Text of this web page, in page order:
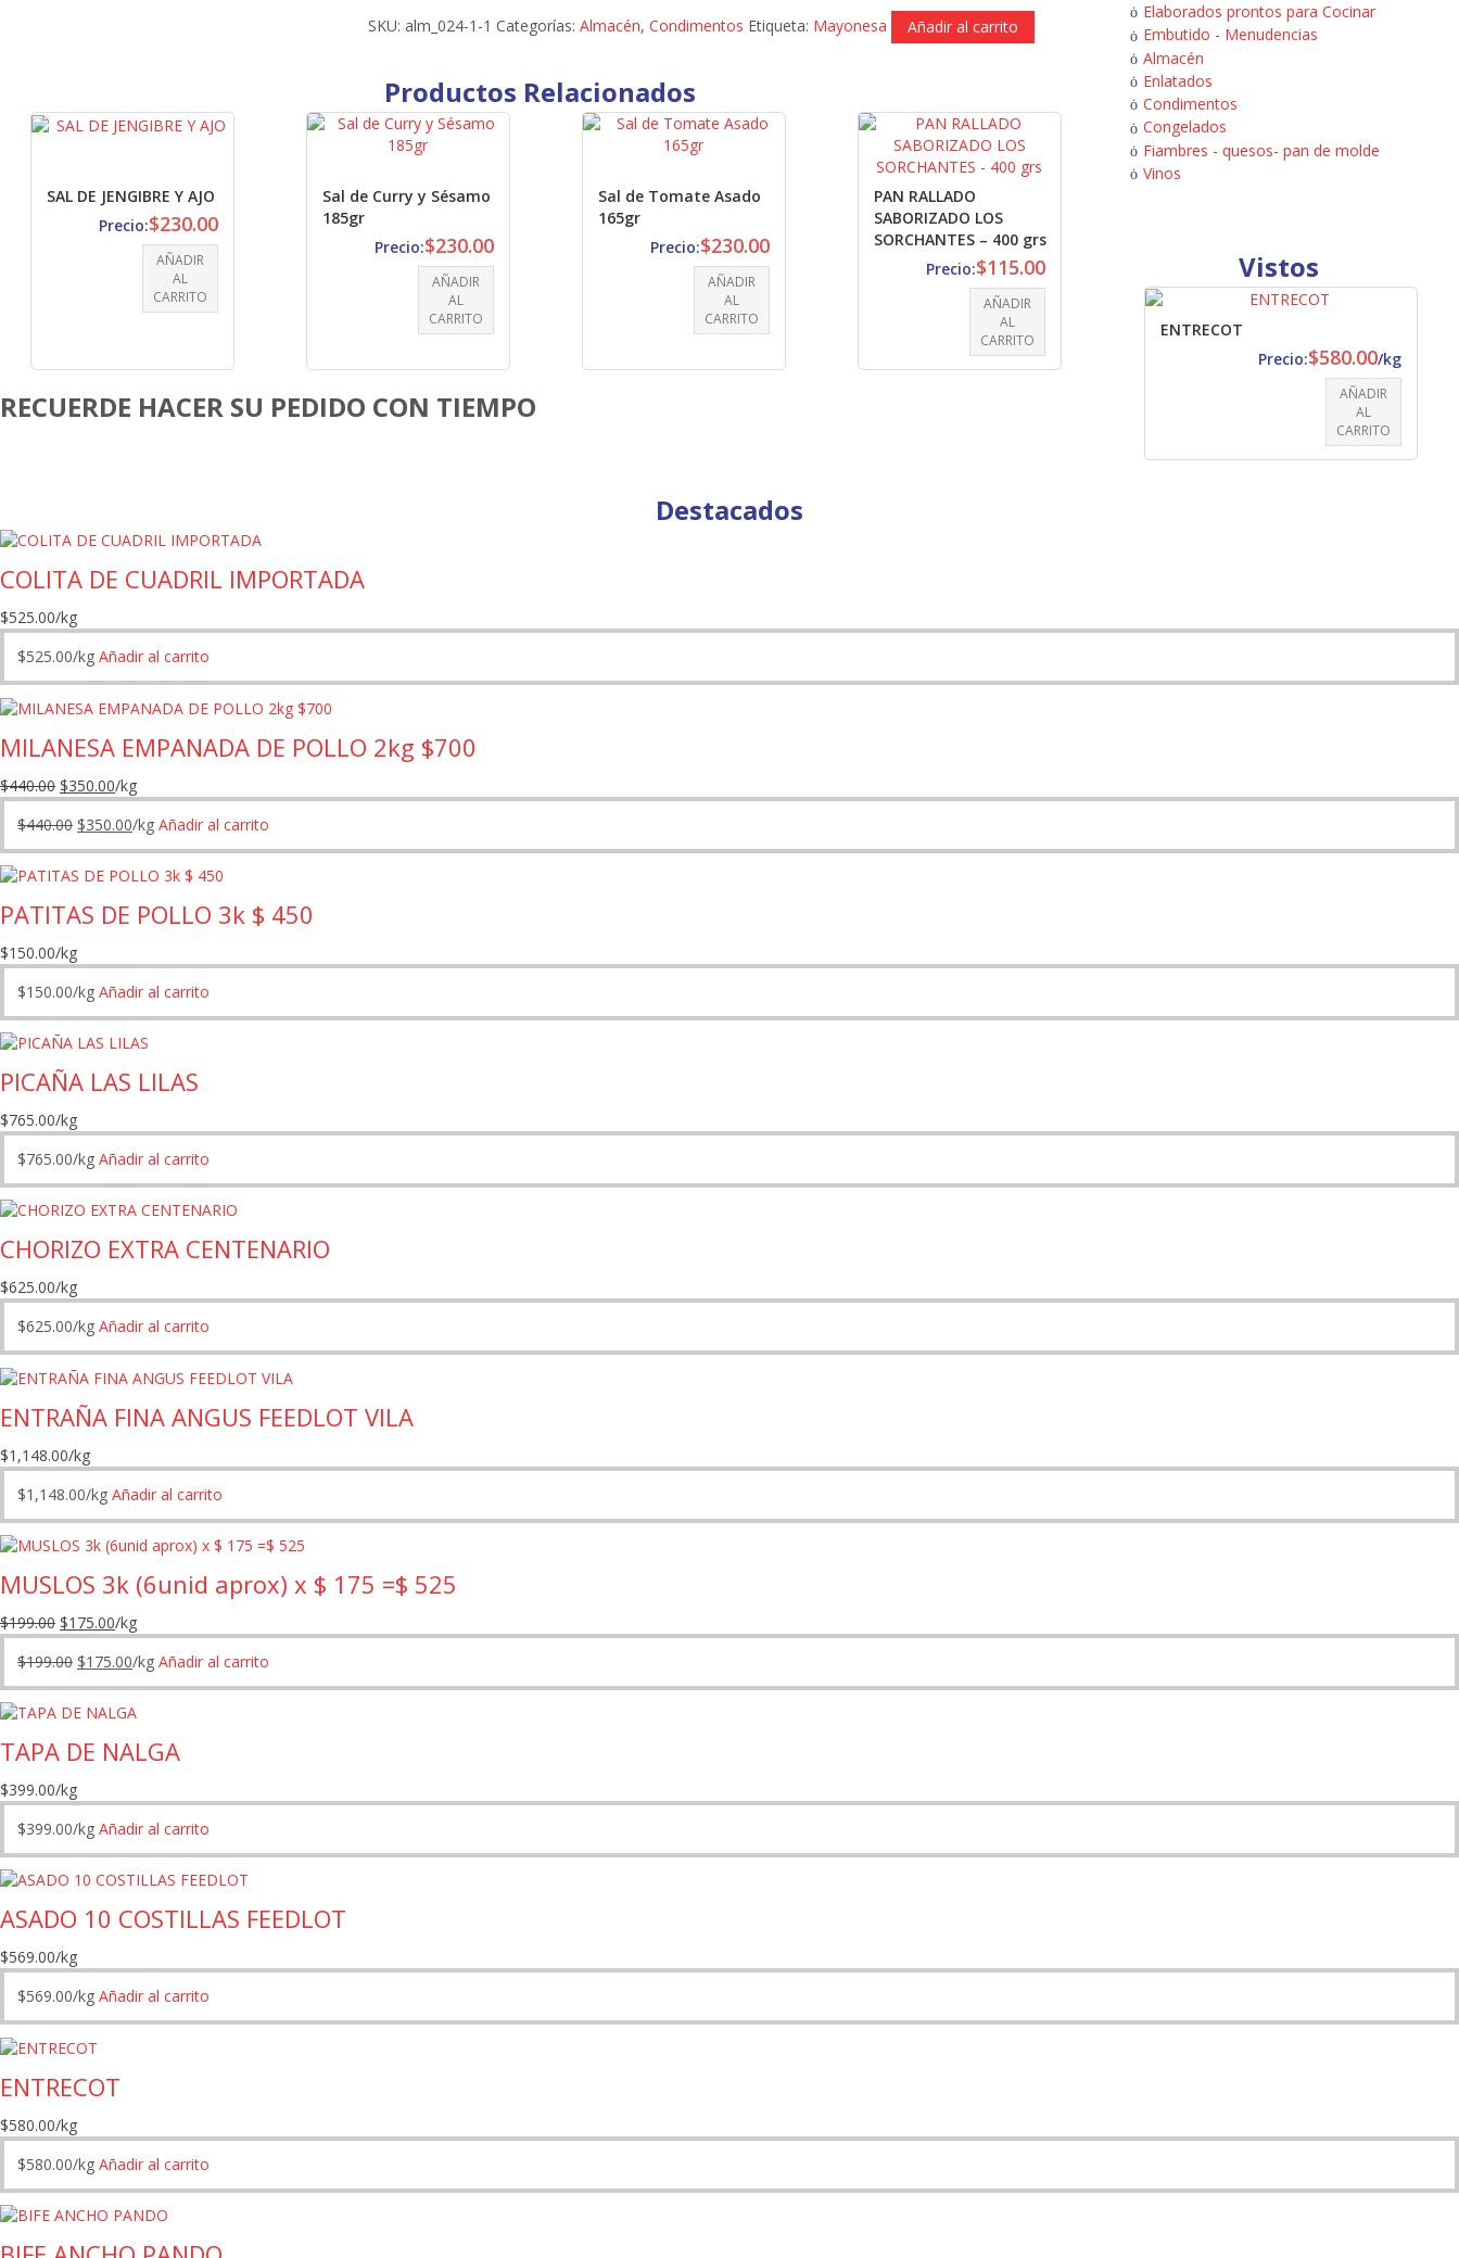
GR
SKU: alm_024-1-1 Categorías: Almacén, Condimentos Etiqueta: Mayonesa Añadir al carrito
Productos Relacionados
SAL DE JENGIBRE Y AJO
Precio:$230.00
AÑADIR
AL
CARRITO
Sal de Curry y Sésamo
185gr
Precio:$230.00
AÑADIR
AL
CARRITO
Sal de Tomate Asado
165gr
Precio:$230.00
AÑADIR
AL
CARRITO
PAN RALLADO
SABORIZADO LOS
SORCHANTES – 400 grs
Precio:$115.00
AÑADIR
AL
CARRITO
RECUERDE HACER SU PEDIDO CON TIEMPO
Elaborados prontos para Cocinar
Embutido - Menudencias
Almacén
Enlatados
Condimentos
Congelados
Fiambres - quesos- pan de molde
Vinos
Vistos
ENTRECOT
Precio:$580.00/kg
AÑADIR
AL
CARRITO
Destacados
COLITA DE CUADRIL IMPORTADA
$525.00/kg
$525.00/kg Añadir al carrito
MILANESA EMPANADA DE POLLO 2kg $700
$440.00 El
precio
original
era:
$440.00.
$350.00El
precio
actual
es:
$350.00.
/kg
$440.00 El
precio
original
era:
$440.00.
$350.00El
precio
actual
es:
$350.00.
/kg Añadir al carrito
PATITAS DE POLLO 3k $ 450
$150.00/kg
$150.00/kg Añadir al carrito
PICAÑA LAS LILAS
$765.00/kg
$765.00/kg Añadir al carrito
CHORIZO EXTRA CENTENARIO
$625.00/kg
$625.00/kg Añadir al carrito
ENTRAÑA FINA ANGUS FEEDLOT VILA
$1,148.00/kg
$1,148.00/kg Añadir al carrito
MUSLOS 3k (6unid aprox) x $ 175 =$ 525
$199.00 El
precio
original
era:
$199.00.
$175.00El
precio
actual
es:
$175.00.
/kg
$199.00 El
precio
original
era:
$199.00.
$175.00El
precio
actual
es:
$175.00.
/kg Añadir al carrito
TAPA DE NALGA
$399.00/kg
$399.00/kg Añadir al carrito
ASADO 10 COSTILLAS FEEDLOT
$569.00/kg
$569.00/kg Añadir al carrito
ENTRECOT
$580.00/kg
$580.00/kg Añadir al carrito